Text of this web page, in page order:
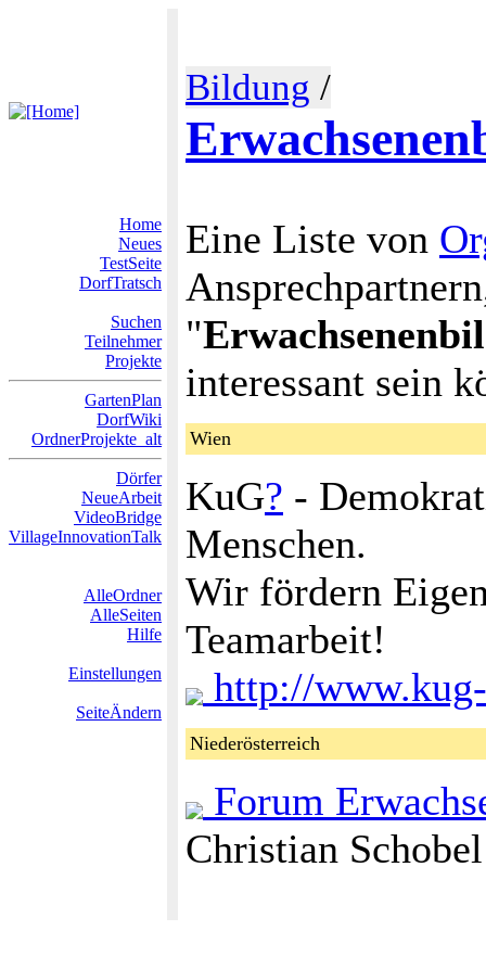
Bildung /
Home
Neues
TestSeite
DorfTratsch
Suchen
Teilnehmer
Projekte
GartenPlan
DorfWiki
OrdnerProjekte_alt
Dörfer
NeueArbeit
VideoBridge
VillageInnovationTalk
AlleOrdner
AlleSeiten
Hilfe
Einstellungen
SeiteÄndern
Eine Liste von
"
interessant sein
Wien
KuG? -
Menschen.
Wir fördern
Teamarbeit!
http://
Niederösterreich
Forum
Christian